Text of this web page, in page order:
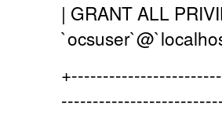
| GRANT ALL